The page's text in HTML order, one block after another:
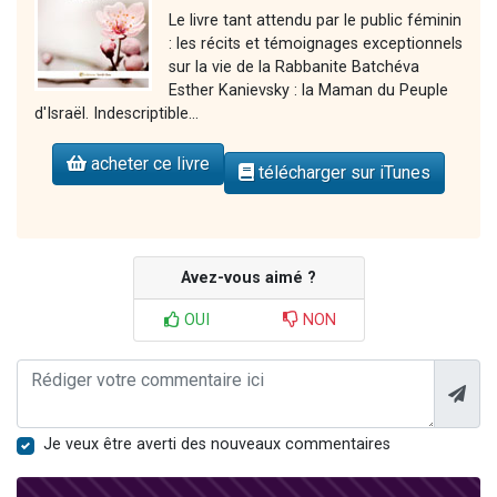
Le livre tant attendu par le public féminin
: les récits et témoignages exceptionnels
sur la vie de la Rabbanite Batchéva
Esther Kanievsky : la Maman du Peuple
d'Israël. Indescriptible...
acheter ce livre télécharger sur iTunes
Avez-vous aimé ?
OUI NON
Je veux être averti des nouveaux commentaires